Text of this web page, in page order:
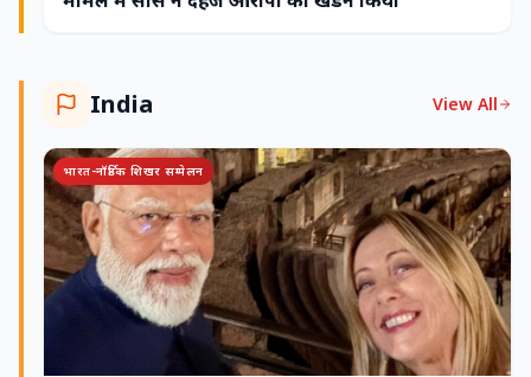
India View All
भारत-नॉर्डिक शिखर सम्मेलन